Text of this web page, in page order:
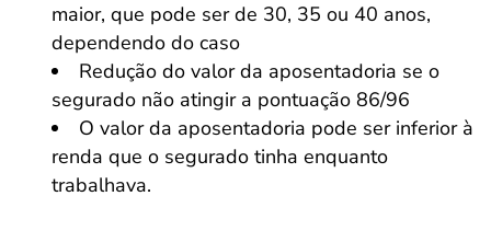
maior, que pode ser de 30, 35 ou 40 anos,
dependendo do caso
Redução do valor da aposentadoria se o
segurado não atingir a pontuação 86/96
O valor da aposentadoria pode ser inferior à
renda que o segurado tinha enquanto
trabalhava.